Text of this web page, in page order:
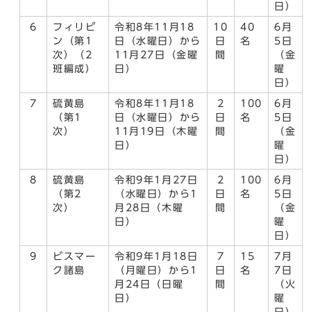
日）
6
フィリピ
ン（第1
次）（2
班編成）
令和8年11月18
日（水曜日）から
11月27日（金曜
日）
10
日
間
40
名
6月
5日
（金
曜
日）
7
硫黄島
（第1
次）
令和8年11月18
日（水曜日）から
11月19日（木曜
日）
2
日
間
100
名
6月
5日
（金
曜
日）
8
硫黄島
（第2
次）
令和9年1月27日
（水曜日）から1
月28日（木曜
日）
2
日
間
100
名
6月
5日
（金
曜
日）
9
ビスマー
ク諸島
令和9年1月18日
（月曜日）から1
月24日（日曜
日）
7
日
間
15
名
7月
7日
（火
曜